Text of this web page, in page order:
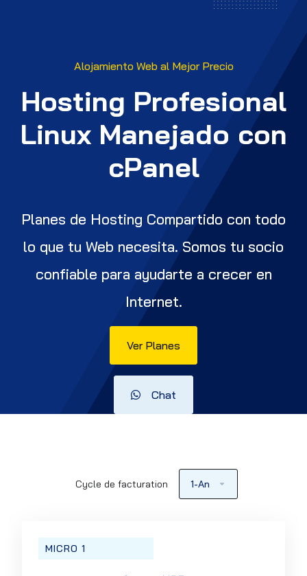
Alojamiento Web al Mejor Precio
Hosting Profesional
Linux Manejado con
cPanel
Planes de Hosting Compartido con todo
lo que tu Web necesita.Somos tu socio
confiable para ayudarte a crecer en
Internet.
Ver Planes
Chat
Cycle de facturation 1-An
MICRO 1